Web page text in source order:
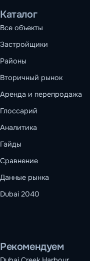
Каталог
Все объекты
Застройщики
Районы
Вторичный рынок
Аренда и перепродажа
Глоссарий
Аналитика
Гайды
Сравнение
Данные рынка
Dubai 2040
Рекомендуем